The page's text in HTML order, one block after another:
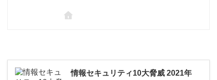
情報セキュリティ10大脅威 2021年